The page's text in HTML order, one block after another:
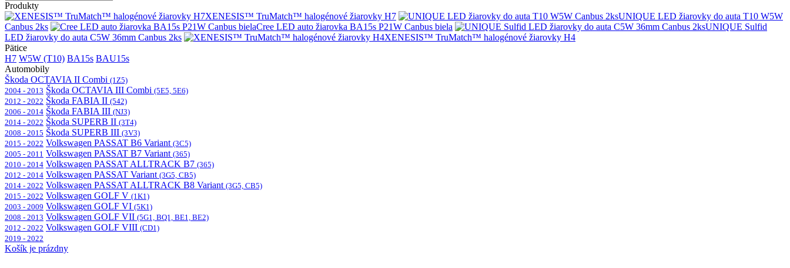
Produkty
XENESIS™ TruMatch™ halogénové žiarovky H7
UNIQUE LED žiarovky do auta T10 W5W
Canbus 2ks
Cree LED auto žiarovka BA15s P21W Canbus biela
UNIQUE Sulfid
LED žiarovky do auta C5W 36mm Canbus 2ks
XENESIS™ TruMatch™ halogénové žiarovky H4
Pätice
H7 W5W (T10) BA15s BAU15s
Automobily
Škoda OCTAVIA II Combi (1Z5)
2004 - 2013 Škoda OCTAVIA III Combi (5E5, 5E6)
2012 - 2022 Škoda FABIA II (542)
2006 - 2014 Škoda FABIA III (NJ3)
2014 - 2022 Škoda SUPERB II (3T4)
2008 - 2015 Škoda SUPERB III (3V3)
2015 - 2022 Volkswagen PASSAT B6 Variant (3C5)
2005 - 2011 Volkswagen PASSAT B7 Variant (365)
2010 - 2014 Volkswagen PASSAT ALLTRACK B7 (365)
2012 - 2014 Volkswagen PASSAT Variant (3G5, CB5)
2014 - 2022 Volkswagen PASSAT ALLTRACK B8 Variant (3G5, CB5)
2015 - 2022 Volkswagen GOLF V (1K1)
2003 - 2009 Volkswagen GOLF VI (5K1)
2008 - 2013 Volkswagen GOLF VII (5G1, BQ1, BE1, BE2)
2012 - 2022 Volkswagen GOLF VIII (CD1)
2019 - 2022
Košík je prázdny